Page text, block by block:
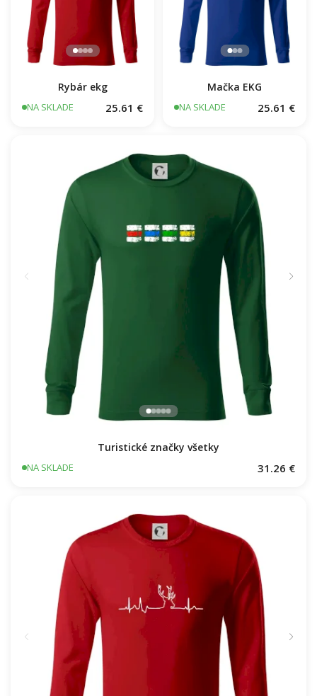
Rybár ekg
NA SKLADE 25.61 €
Mačka EKG
NA SKLADE 25.61 €
Turistické značky všetky
NA SKLADE 31.26 €